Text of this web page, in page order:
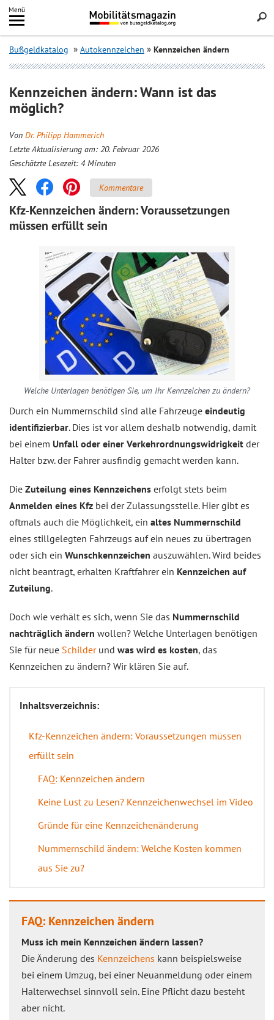
Inhalt
springen
Menü
Search
Bußgeldkatalog Autokennzeichen Kennzeichen ändern
Kennzeichen ändern: Wann ist das
möglich?
Von Dr. Philipp Hammerich
Letzte Aktualisierung am: 20. Februar 2026
Geschätzte Lesezeit: 4 Minuten
Kommentare
Kfz-Kennzeichen ändern: Voraussetzungen
müssen erfüllt sein
Welche Unterlagen benötigen Sie, um Ihr Kennzeichen zu ändern?
Durch ein Nummernschild sind alle Fahrzeuge eindeutig
identifizierbar. Dies ist vor allem deshalb notwendig, damit
bei einem Unfall oder einer Verkehrordnungswidrigkeit der
Halter bzw. der Fahrer ausfindig gemacht werden kann.
Die Zuteilung eines Kennzeichens erfolgt stets beim
Anmelden eines Kfz bei der Zulassungsstelle. Hier gibt es
oftmals auch die Möglichkeit, ein altes Nummernschild
eines stillgelegten Fahrzeugs auf ein neues zu übertragen
oder sich ein Wunschkennzeichen auszuwählen. Wird beides
nicht beantragt, erhalten Kraftfahrer ein Kennzeichen auf
Zuteilung.
Doch wie verhält es sich, wenn Sie das Nummernschild
nachträglich ändern wollen? Welche Unterlagen benötigen
Sie für neue Schilderund was wird es kosten, das
Kennzeichen zu ändern? Wir klären Sie auf.
Inhaltsverzeichnis:
Kfz-Kennzeichen ändern: Voraussetzungen müssen
erfüllt sein
FAQ: Kennzeichen ändern
Keine Lust zu Lesen? Kennzeichenwechsel im Video
Gründe für eine Kennzeichenänderung
Nummernschild ändern: Welche Kosten kommen
aus Sie zu?
FAQ: Kennzeichen ändern
Muss ich mein Kennzeichen ändern lassen?
Die Änderung des Kennzeichens kann beispielsweise
bei einem Umzug, bei einer Neuanmeldung oder einem
Halterwechsel sinnvoll sein. Eine Pflicht dazu besteht
aber nicht.